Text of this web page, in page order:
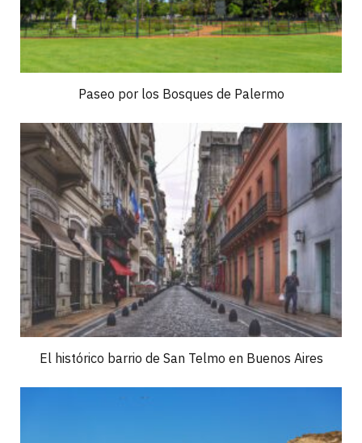
Paseo por los Bosques de Palermo
El histórico barrio de San Telmo en Buenos Aires